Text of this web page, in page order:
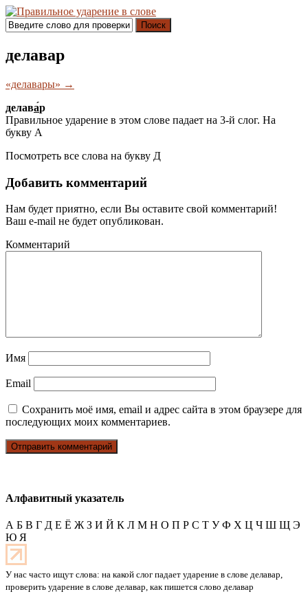
Поиск
делавар
«делавары» →
делава́р
Правильное ударение в этом слове падает на 3-й слог. На
букву А
Посмотреть все слова на букву Д
Добавить комментарий
Нам будет приятно, если Вы оставите свой комментарий!
Ваш e-mail не будет опубликован.
Комментарий
Имя
Email
Сохранить моё имя, email и адрес сайта в этом браузере для
последующих моих комментариев.
Алфавитный указатель
А Б В Г Д Е Ё Ж З И Й К Л М Н О П Р С Т У Ф Х Ц Ч Ш Щ Э
Ю Я
У нас часто ищут слова: на какой слог падает ударение в слове делавар,
проверить ударение в слове делавар, как пишется слово делавар